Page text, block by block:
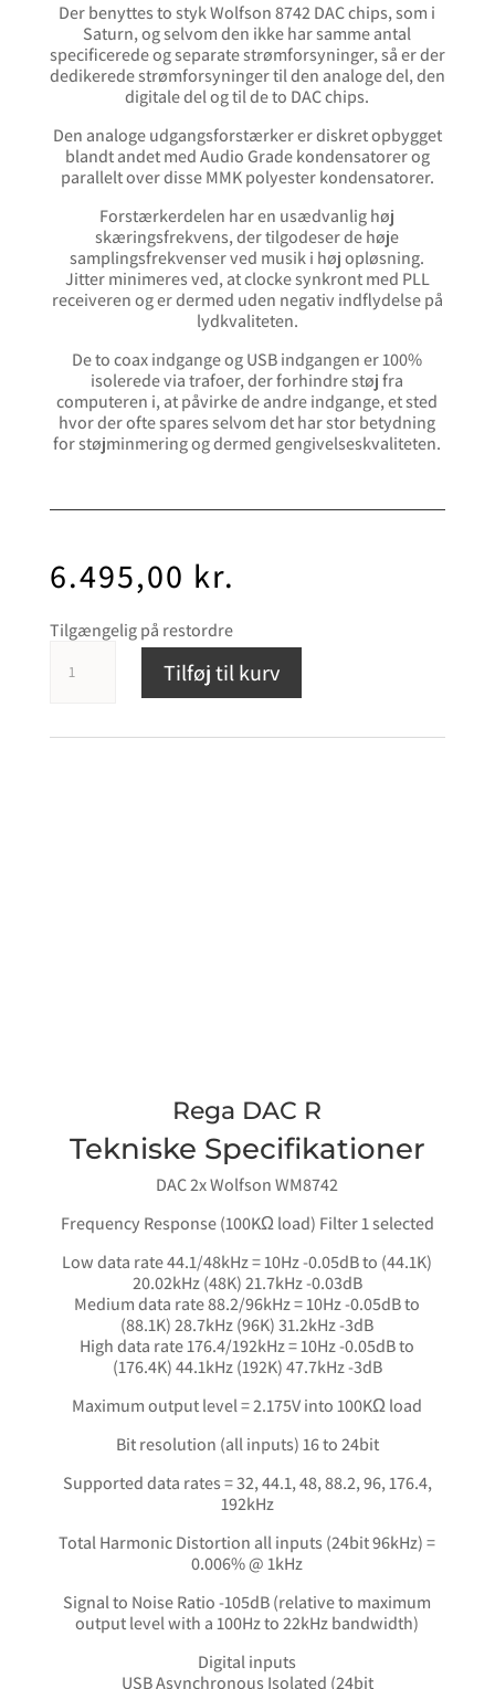
Der benyttes to styk Wolfson 8742 DAC chips, som i
Saturn, og selvom den ikke har samme antal
specificerede og separate strømforsyninger, så er der
dedikerede strømforsyninger til den analoge del, den
digitale del og til de to DAC chips.
Den analoge udgangsforstærker er diskret opbygget
blandt andet med Audio Grade kondensatorer og
parallelt over disse MMK polyester kondensatorer.
Forstærkerdelen har en usædvanlig høj
skæringsfrekvens, der tilgodeser de høje
samplingsfrekvenser ved musik i høj opløsning.
Jitter minimeres ved, at clocke synkront med PLL
receiveren og er dermed uden negativ indflydelse på
lydkvaliteten.
De to coax indgange og USB indgangen er 100%
isolerede via trafoer, der forhindre støj fra
computeren i, at påvirke de andre indgange, et sted
hvor der ofte spares selvom det har stor betydning
for støjminmering og dermed gengivelseskvaliteten.
6.495,00 kr.
Tilgængelig på restordre
DAC
Tilføj til kurv
Rega DAC R
Tekniske Specifikationer
DAC 2x Wolfson WM8742
Frequency Response (100KΩ load) Filter 1 selected
Low data rate 44.1/48kHz = 10Hz -0.05dB to (44.1K)
20.02kHz (48K) 21.7kHz -0.03dB
Medium data rate 88.2/96kHz = 10Hz -0.05dB to
(88.1K) 28.7kHz (96K) 31.2kHz -3dB
High data rate 176.4/192kHz = 10Hz -0.05dB to
(176.4K) 44.1kHz (192K) 47.7kHz -3dB
Maximum output level = 2.175V into 100KΩ load
Bit resolution (all inputs) 16 to 24bit
Supported data rates = 32, 44.1, 48, 88.2, 96, 176.4,
192kHz
Total Harmonic Distortion all inputs (24bit 96kHz) =
0.006% @ 1kHz
Signal to Noise Ratio -105dB (relative to maximum
output level with a 100Hz to 22kHz bandwidth)
Digital inputs
USB Asynchronous Isolated (24bit